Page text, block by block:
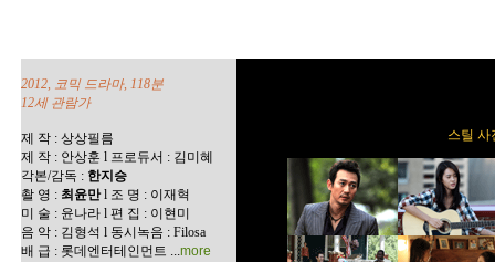
2012, 코믹 드라마, 118분
12세 관람가
제 작 : 상상필름
제 작 : 안상훈 l 프로듀서 : 김미혜
각본/감독 : 한지승
촬 영 : 최윤만l 조 명 : 이재혁
미 술 : 윤나라 l 편 집 : 이현미
음 악 : 김형석 l 동시녹음 : Filosa
배 급 : 롯데엔터테인먼트 ...more
스틸 사